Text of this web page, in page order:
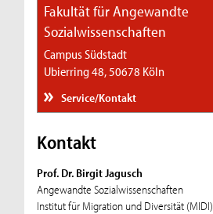
Fakultät für Angewandte
Sozialwissenschaften
Campus Südstadt
Ubierring 48, 50678 Köln
Service/Kontakt
Kontakt
Prof. Dr. Birgit Jagusch
Angewandte Sozialwissenschaften
Institut für Migration und Diversität (MIDI)